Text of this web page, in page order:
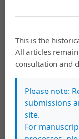
(2017):
(Enero-Junio)
Maricela
El Pantheón
This is the
All articles
consultation and
Please note:
submissions
site.
For